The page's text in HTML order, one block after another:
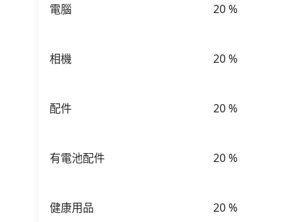
電腦 20%
相機 20%
配件 20%
有電池配件 20%
健康用品 20%